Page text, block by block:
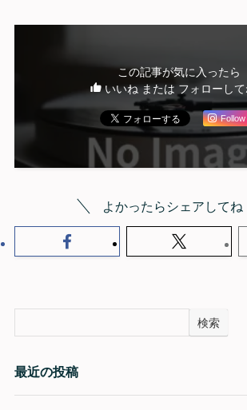
この記事が気に入ったら
いいね または フォローして
Follow
よかったらシェアしてね
検索
最近の投稿